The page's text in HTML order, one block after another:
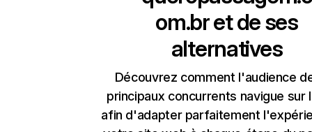
om.br et de ses
alternatives
Découvrez comment l'audience
principaux concurrents navigue sur
afin d'adapter parfaitement